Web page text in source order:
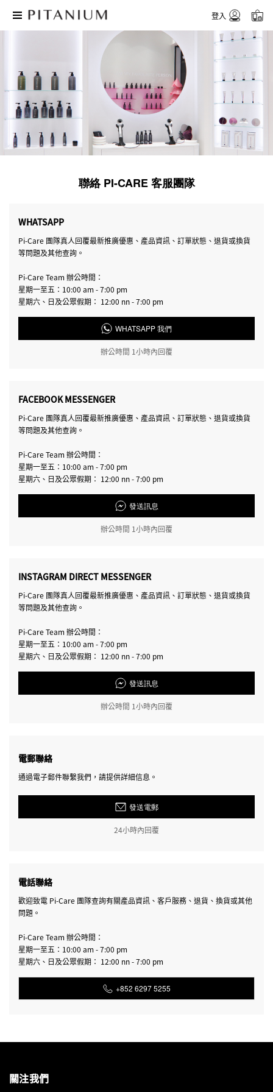
登入
聯絡 PI-CARE 客服團隊
WHATSAPP
Pi-Care 團隊真人回覆最新推廣優惠、產品資訊、訂單狀態、退貨或換貨
等問題及其他查詢。
Pi-Care Team 辦公時間：
星期一至五：10:00 am - 7:00 pm
星期六、日及公眾假期： 12:00 nn - 7:00 pm
WHATSAPP 我們
辦公時間 1小時內回覆
FACEBOOK MESSENGER
Pi-Care 團隊真人回覆最新推廣優惠、產品資訊、訂單狀態、退貨或換貨
等問題及其他查詢。
Pi-Care Team 辦公時間：
星期一至五：10:00 am - 7:00 pm
星期六、日及公眾假期： 12:00 nn - 7:00 pm
發送訊息
辦公時間 1小時內回覆
INSTAGRAM DIRECT MESSENGER
Pi-Care 團隊真人回覆最新推廣優惠、產品資訊、訂單狀態、退貨或換貨
等問題及其他查詢。
Pi-Care Team 辦公時間：
星期一至五：10:00 am - 7:00 pm
星期六、日及公眾假期： 12:00 nn - 7:00 pm
發送訊息
辦公時間 1小時內回覆
電郵聯絡
通過電子郵件聯繫我們，請提供詳細信息。
發送電郵
24小時內回覆
電話聯絡
歡迎致電 Pi-Care 團隊查詢有關產品資訊、客戶服務、退貨、換貨或其他
問題。
Pi-Care Team 辦公時間：
星期一至五：10:00 am - 7:00 pm
星期六、日及公眾假期： 12:00 nn - 7:00 pm
+852 6297 5255
關注我們